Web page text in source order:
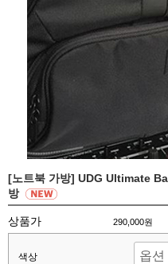
[노트북 가방] UDG Ultimate
방
상품가 290,000원
색상